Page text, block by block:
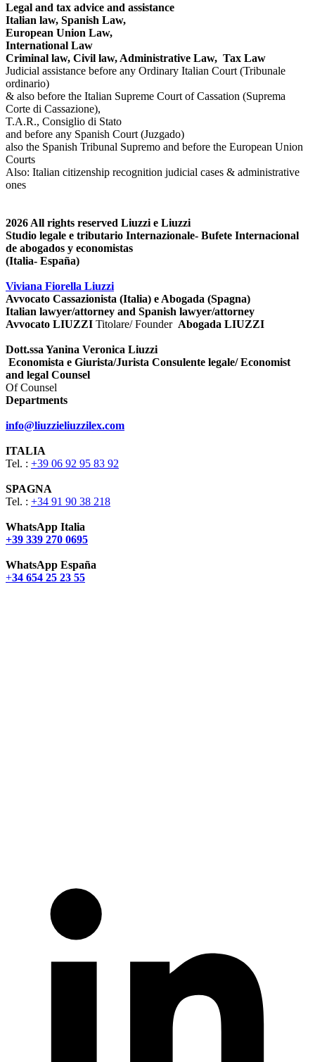
Legal and tax advice and assistance
Italian law, Spanish Law,
European Union Law,
International Law
Criminal law, Civil law, Administrative Law, Tax Law
Judicial assistance before any Ordinary Italian Court (Tribunale
ordinario)
& also before the Italian Supreme Court of Cassation (Suprema
Corte di Cassazione),
T.A.R., Consiglio di Stato
and before any Spanish Court (Juzgado)
also the Spanish Tribunal Supremo and before the European Union
Courts
Also: Italian citizenship recognition judicial cases & administrative
ones
2026 All rights reserved Liuzzi e Liuzzi
Studio legale e tributario Internazionale- Bufete Internacional
de abogados y economistas
(Italia- España)
Viviana Fiorella Liuzzi
Avvocato Cassazionista (Italia) e Abogada (Spagna)
Italian lawyer/attorney and Spanish lawyer/attorney
Avvocato LIUZZI Titolare/ Founder Abogada LIUZZI
Dott.ssa Yanina Veronica Liuzzi
Economista e Giurista/Jurista Consulente legale/ Economist
and legal Counsel
Of Counsel
Departments
info@liuzzieliuzzilex.com
ITALIA
Tel. : +39 06 92 95 83 92
SPAGNA
Tel. : +34 91 90 38 218
WhatsApp Italia
+39 339 270 0695
WhatsApp España
+34 654 25 23 55